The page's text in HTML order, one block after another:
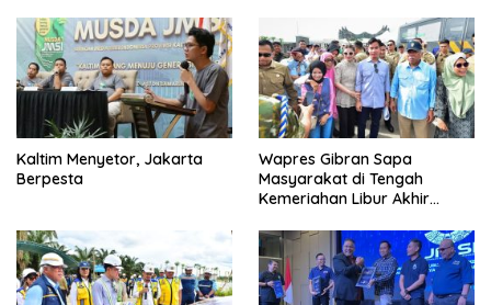
Kaltim Menyetor, Jakarta
Berpesta
Wapres Gibran Sapa
Masyarakat di Tengah
Kemeriahan Libur Akhir